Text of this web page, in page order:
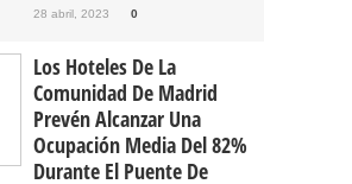
28 abril, 2023 0
Los Hoteles De La
Comunidad De Madrid
Prevén Alcanzar Una
Ocupación Media Del 82%
Durante El Puente De